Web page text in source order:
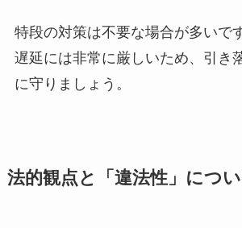
特段の対策は不要な場合が多いで
遅延には非常に厳しいため、引き
に守りましょう。
法的観点と「違法性」につ